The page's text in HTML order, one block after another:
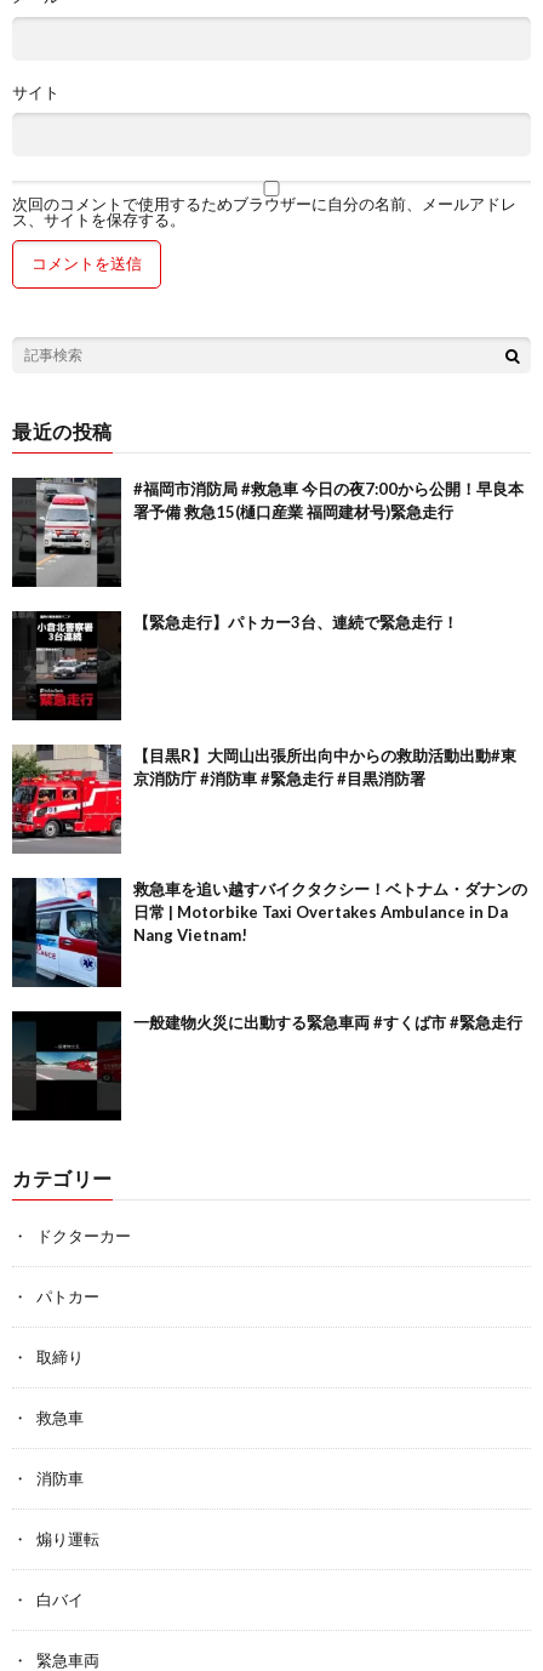
サイト
次回のコメントで使用するためブラウザーに自分の名前、メールアドレ
ス、サイトを保存する。
最近の投稿
#福岡市消防局 #救急車 今日の夜7:00から公開！早良本
署予備 救急15(樋口産業 福岡建材号)緊急走行
【緊急走行】パトカー3台、連続で緊急走行！
【目黒R】大岡山出張所出向中からの救助活動出動#東
京消防庁 #消防車 #緊急走行 #目黒消防署
救急車を追い越すバイクタクシー！ベトナム・ダナンの
日常 | Motorbike Taxi Overtakes Ambulance in Da
Nang Vietnam!
一般建物火災に出動する緊急車両 #すくば市 #緊急走行
カテゴリー
ドクターカー
パトカー
取締り
救急車
消防車
煽り運転
白バイ
緊急車両